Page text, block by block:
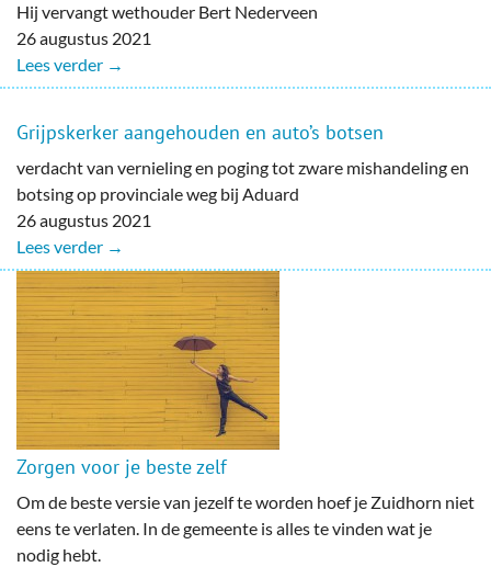
Hij vervangt wethouder Bert Nederveen
26 augustus 2021
Lees verder →
Grijpskerker aangehouden en auto’s botsen
verdacht van vernieling en poging tot zware mishandeling en
botsing op provinciale weg bij Aduard
26 augustus 2021
Lees verder →
Zorgen voor je beste zelf
Om de beste versie van jezelf te worden hoef je Zuidhorn niet
eens te verlaten. In de gemeente is alles te vinden wat je
nodig hebt.